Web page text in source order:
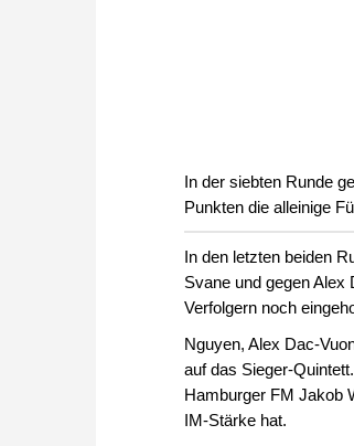
In der siebten Runde
Punkten die alleinige
In den letzten beiden
Svane und gegen Alex
Verfolgern noch
Nguyen, Alex Dac-
auf das Sieger-
Hamburger FM Jakob
IM-Stärke hat.